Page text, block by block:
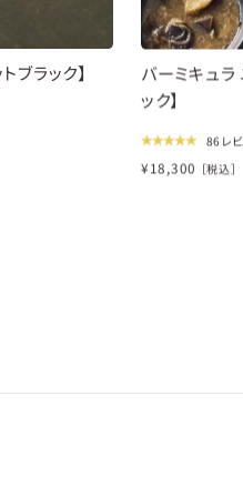
ブラック】
バーミキュラ
ック】
86 レ
¥18,300 ［税込］